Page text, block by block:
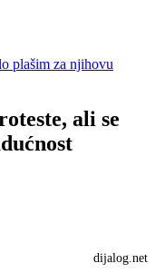
plašim za njihovu
ali se
dijalog.net